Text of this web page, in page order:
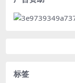
标签